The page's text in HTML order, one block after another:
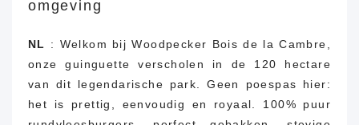
omgeving
NL
: Welkom bij Woodpecker Bois de la Cambre,
onze guinguette verscholen in de 120 hectare
van dit legendarische park. Geen poespas hier:
het is prettig, eenvoudig en royaal. 100% puur